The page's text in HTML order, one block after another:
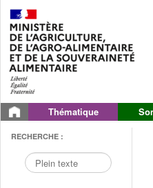
Thématique
RECHERCHE :